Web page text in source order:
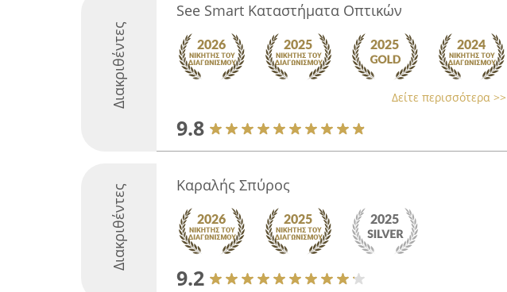
Διακριθέντες
See Smart Καταστήματα Οπτικών
Δείτε περισσότερα >>
9.8
Διακριθέντες Καραλής Σπύρος
9.2